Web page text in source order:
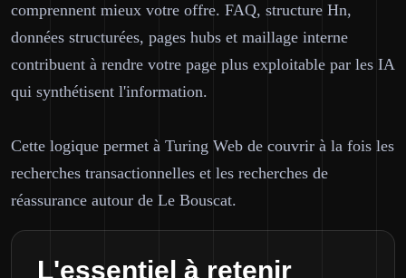
comprennent mieux votre offre. FAQ, structure Hn,
données structurées, pages hubs et maillage interne
contribuent à rendre votre page plus exploitable par les IA
qui synthétisent l'information.
Cette logique permet à Turing Web de couvrir à la fois les
recherches transactionnelles et les recherches de
réassurance autour de Le Bouscat.
L'essentiel à retenir